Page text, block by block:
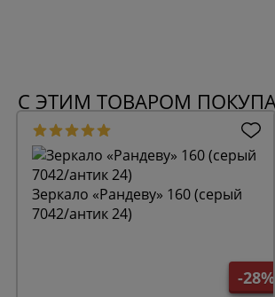
С ЭТИМ ТОВАРОМ
-28%
Зеркало «Рандеву» 160 (серый
7042/антик 24)